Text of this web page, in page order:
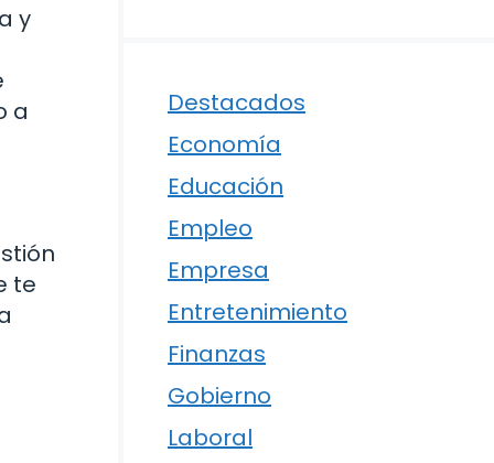
y
a
te
Destacados
Economía
Educación
Empleo
Empresa
Entretenimiento
Finanzas
Gobierno
Laboral